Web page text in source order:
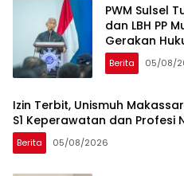
PWM Sulsel
dan LBH PP
Gerakan
Berita 05/08/
Izin Terbit, Unismuh
S1 Keperawatan dan Profesi
Berita 05/08/2026